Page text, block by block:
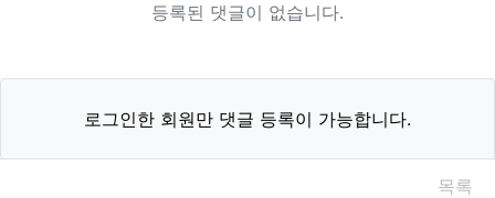
등록된 댓글이 없습니다.
로그인한 회원만 댓글 등록이 가능합니다.
목록